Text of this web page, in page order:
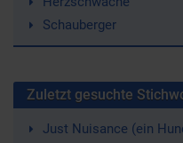
Schauberger
Zuletzt gesuchte
Just Nuisance (ein